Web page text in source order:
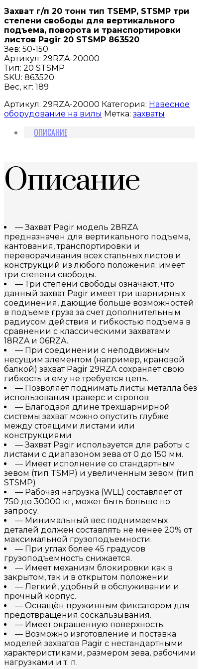
Захват г/п 20 тонн тип TSEMP, STSMP три
степени свободы для вертикального
подъема, поворота и транспортировки
листов Pagir 20 STSMP 863520
Зев: 50-150
Артикул: 29RZA-20000
Тип: 20 STSMP
SKU: 863520
Вес, кг: 189
Артикул: 29RZA-20000 Категория: Навесное
оборудование на вилы Метка: захваты
ОПИСАНИЕ
Описание
— Захват Pagir модель 28RZA
предназначен для вертикального подъема,
кантования, транспортировки и
переворачивания всех стальных листов и
конструкций из любого положения: имеет
три степени свободы.
— Три степени свободы означают, что
данный захват Pagir имеет три шарнирных
соединения, дающие больше возможностей
в подъеме груза за счет дополнительным
радиусом действия и гибкостью подъема в
сравнении с классическими захватами
18RZA и 06RZA.
— При соединении с неподвижным
несущим элементом (например, крановой
балкой) захват Pagir 29RZA сохраняет свою
гибкость и ему не требуется цепь.
— Позволяет поднимать листы металла без
использования траверс и стропов
— Благодаря длине трехшарнирной
системы захват можно опустить глубже
между стоящими листами или
конструкциями
— Захват Pagir используется для работы с
листами с диапазоном зева от 0 до 150 мм.
— Имеет исполнение со стандартным
зевом (тип TSMP) и увеличенным зевом (тип
STSMP)
— Рабочая нагрузка (WLL) составляет от
750 до 30000 кг, может быть больше по
запросу.
— Минимальный вес поднимаемых
деталей должен составлять не менее 20% от
максимальной грузоподъемности.
— При углах более 45 градусов
грузоподъемность снижается.
— Имеет механизм блокировки как в
закрытом, так и в открытом положении.
— Легкий, удобный в обслуживании и
прочный корпус.
— Оснащён пружинным фиксатором для
предотвращения соскальзывания.
— Имеет окрашенную поверхность.
— Возможно изготовление и поставка
моделей захватов Pagir с нестандартными
характеристиками, размером зева, рабочими
нагрузками и т. п.